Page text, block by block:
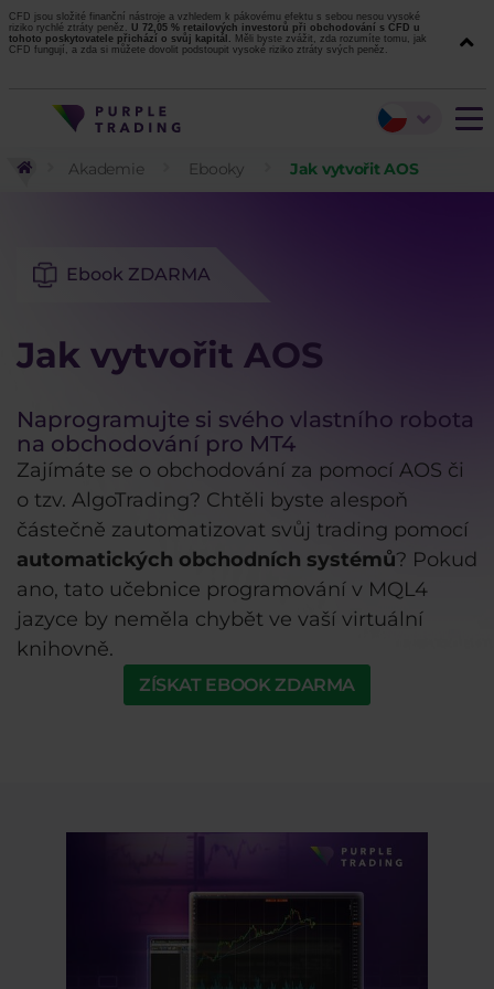
CFD jsou složité finanční nástroje a vzhledem k pákovému efektu s sebou nesou vysoké
riziko rychlé ztráty peněz. U 72,05 % retailových investorů při obchodování s CFD u
tohoto poskytovatele přichází o svůj kapitál. Měli byste zvážit, zda rozumíte tomu, jak
CFD fungují, a zda si můžete dovolit podstoupit vysoké riziko ztráty svých peněz.
Akademie Ebooky Jak vytvořit AOS
Ebook ZDARMA
Jak vytvořit AOS
Naprogramujte si svého vlastního robota
na obchodování pro MT4
Zajímáte se o obchodování za pomocí AOS či
o tzv. AlgoTrading? Chtěli byste alespoň
částečně zautomatizovat svůj trading pomocí
automatických obchodních systémů? Pokud
ano, tato učebnice programování v MQL4
jazyce by neměla chybět ve vaší virtuální
knihovně.
ZÍSKAT EBOOK ZDARMA